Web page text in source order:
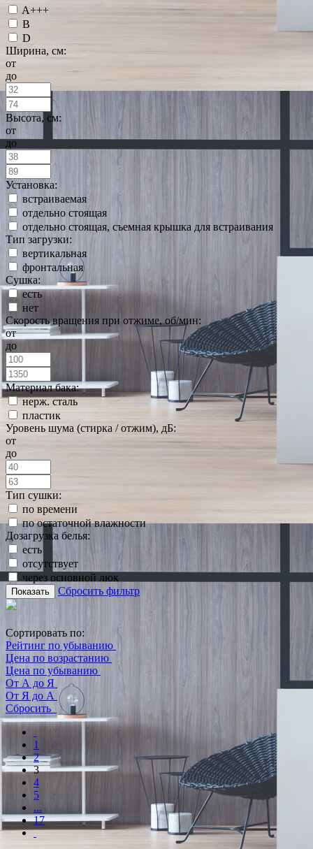
A+++
B
D
Ширина, см:
от
до
Высота, см:
от
до
Установка:
встраиваемая
отдельно стоящая
отдельно стоящая, съемная крышка для встраивания
Тип загрузки:
вертикальная
фронтальная
Сушка:
есть
нет
Скорость вращения при отжиме, об/мин:
от
до
Материал бака:
нерж. сталь
пластик
Уровень шума (стирка / отжим), дБ:
от
до
Тип сушки:
по времени
по остаточной влажности
Дозагрузка белья:
есть
отсутствует
через основной люк
Показать Сбросить фильтр
Сортировать по:
Рейтинг по убыванию
Цена по возрастанию
Цена по убыванию
От А до Я
От Я до А
Сбросить
1
2
3
4
5
...
17